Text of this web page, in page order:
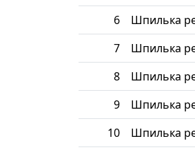
6 Шпилька
7 Шпилька
8 Шпилька
9 Шпилька
10 Шпилька